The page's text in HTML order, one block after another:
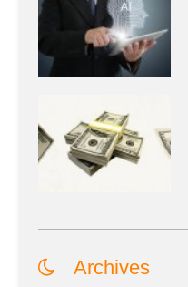
Archives